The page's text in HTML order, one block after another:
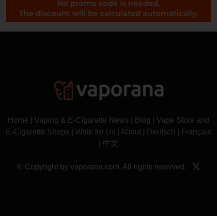
Home Vaping & E-Cigarette News Blog
Vape Store and
E-Cigarette Shops
Write for Us About Deutsch
Français
中文
© Copyright by vaporana.com. All rights reserved.